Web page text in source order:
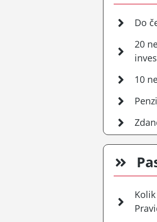
Do
20
10